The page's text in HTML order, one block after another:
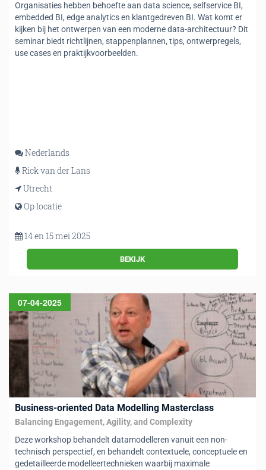
Organisaties hebben behoefte aan data science, selfservice BI,
embedded BI, edge analytics en klantgedreven BI. Wat komt er
kijken bij het ontwerpen van een moderne data-architectuur? Dit
seminar biedt richtlijnen, stappenplannen, tips, ontwerpregels,
use cases en praktijkvoorbeelden.
Nederlands
Rick van der Lans
Utrecht
Op locatie
14 en 15 mei 2025
BEKIJK
07-04-2025
Business-oriented Data Modelling Masterclass
Balancing Engagement, Agility, and Complexity
Deze workshop behandelt datamodelleren vanuit een non-
technisch perspectief, en behandelt contextuele, conceptuele en
gedetailleerde modelleertechnieken waarbij maximale